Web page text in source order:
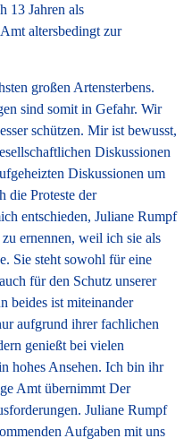
13 Jahren als
altersbedingt zur
großen Artensterbens.
sind somit in Gefahr. Wir
schützen. Mir ist bewusst,
Diskussionen
Diskussionen um
die Proteste der
entschieden, Juliane Rumpf
ernennen, weil ich sie als
Sie steht sowohl für eine
für den Schutz unserer
beides ist miteinander
aufgrund ihrer fachlichen
genießt bei vielen
hohes Ansehen. Ich bin ihr
Amt übernimmt Der
Juliane Rumpf
Aufgaben mit uns